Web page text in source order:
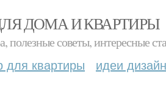
ДОМА И КВАРТИРЫ
полезные советы, интересные
для квартиры идеи